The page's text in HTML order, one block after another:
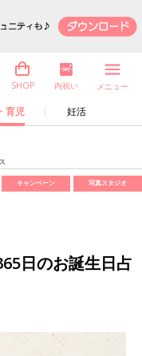
育児 妊活
SHOP 内祝い メニュー
キャンペーン 写真スタジオ
日のお誕生日占